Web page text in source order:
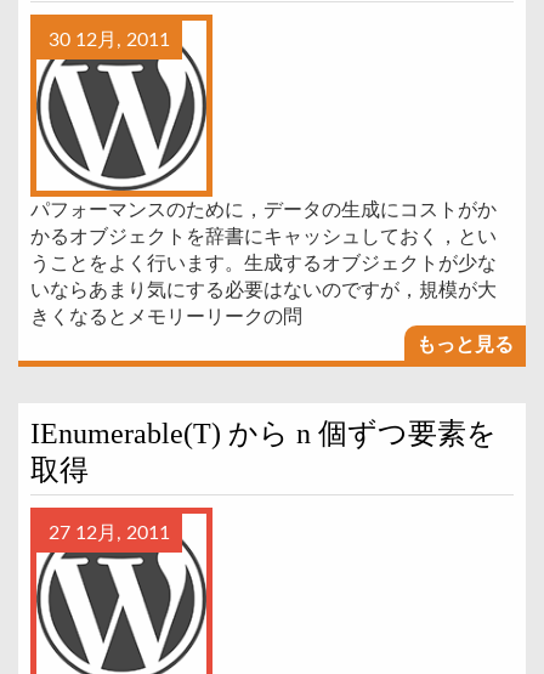
30 12月, 2011
パフォーマンスのために，データの生成にコストがか
かるオブジェクトを辞書にキャッシュしておく，とい
うことをよく行います。生成するオブジェクトが少な
いならあまり気にする必要はないのですが，規模が大
きくなるとメモリーリークの問
もっと見る
IEnumerable(T) から n 個ずつ要素を
取得
27 12月, 2011